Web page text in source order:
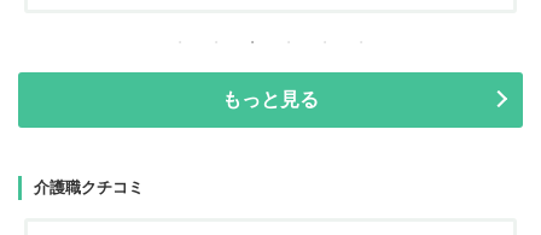
もっと見る
介護職クチコミ